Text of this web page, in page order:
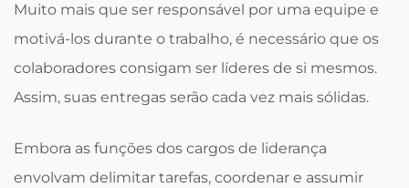
Muito mais que ser responsável por uma equipe e
motivá-los durante o trabalho, é necessário que os
colaboradores consigam ser líderes de si mesmos.
Assim, suas entregas serão cada vez mais sólidas.
Embora as funções dos cargos de liderança
envolvam delimitar tarefas, coordenar e assumir